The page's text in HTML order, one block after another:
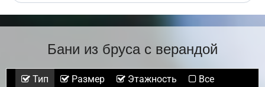
Бани из бруса с верандой
Тип Размер Этажность Все